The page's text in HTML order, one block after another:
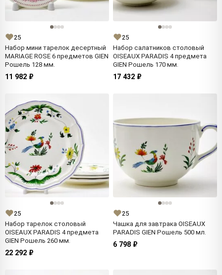
25
Набор мини тарелок десертный
MARIAGE ROSE 6 предметов GIEN
Рошель 128 мм.
11 982 ₽
25
Набор салатников столовый
OISEAUX PARADIS 4 предмета
GIEN Рошель 170 мм.
17 432 ₽
25
Набор тарелок столовый
OISEAUX PARADIS 4 предмета
GIEN Рошель 260 мм.
22 292 ₽
25
Чашка для завтрака OISEAUX
PARADIS GIEN Рошель 500 мл.
6 798 ₽